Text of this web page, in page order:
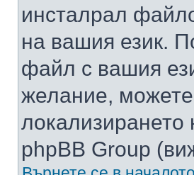
инсталрал
на вашия език.
файл с вашия
желание,
phpBB Group